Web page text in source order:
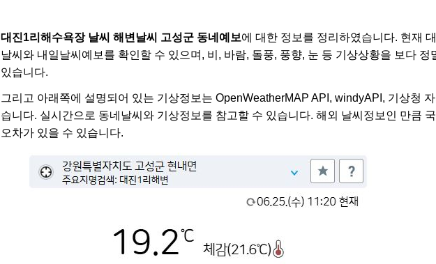
대진1리해수욕장 날씨 해변날씨 고성군 동네예보에 대한 정보를 정리하였습니다. 현재
날씨와 내일날씨예보를 확인할 수 있으며, 비, 바람, 돌풍, 풍향, 눈 등 기상상황을 보다
있습니다.
그리고 아래쪽에 설명되어 있는 기상정보는 OpenWeatherMAP API, windyAPI, 기상청
습니다. 실시간으로 동네날씨와 기상정보를 참고할 수 있습니다. 해외 날씨정보인 만큼
오차가 있을 수 있습니다.